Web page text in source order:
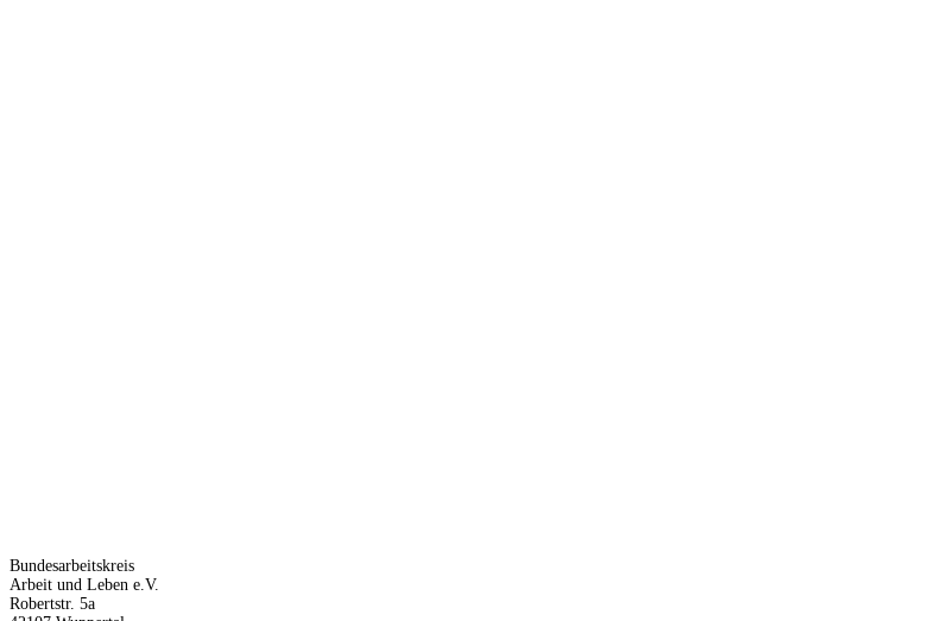
Bundesarbeitskreis
Arbeit und Leben e.V.
Robertstr. 5a